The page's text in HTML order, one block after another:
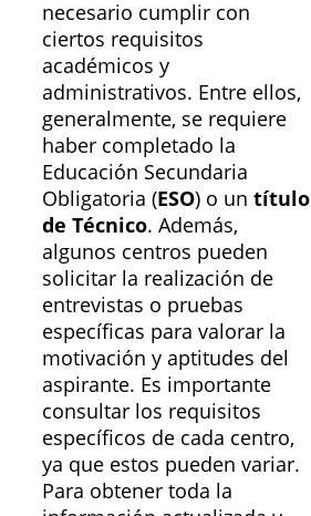
necesario cumplir con
ciertos requisitos
académicos y
administrativos. Entre ellos,
generalmente, se requiere
haber completado la
Educación Secundaria
Obligatoria (ESO) o un título
de Técnico. Además,
algunos centros pueden
solicitar la realización de
entrevistas o pruebas
específicas para valorar la
motivación y aptitudes del
aspirante. Es importante
consultar los requisitos
específicos de cada centro,
ya que estos pueden variar.
Para obtener toda la